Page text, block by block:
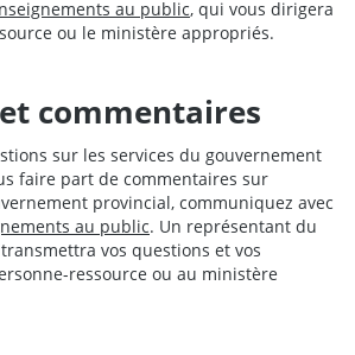
au public, qui vous dirigera
ou le ministère appropriés.
commentaires
sur les services du gouvernement
faire part de commentaires sur
provincial, communiquez avec
au public. Un représentant du
vos questions et vos
ressource ou au ministère